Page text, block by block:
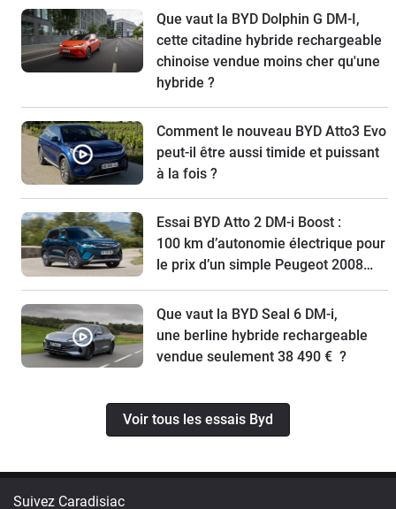
Que vaut la BYD Dolphin G DM-I,
cette citadine hybride rechargeable
chinoise vendue moins cher qu'une
hybride ?
Comment le nouveau BYD Atto3 Evo
peut-il être aussi timide et puissant
à la fois ?
Essai BYD Atto 2 DM-i Boost :
100 km d’autonomie électrique pour
le prix d’un simple Peugeot 2008…
Que vaut la BYD Seal 6 DM-i,
une berline hybride rechargeable
vendue seulement 38 490 € ?
Voir tous les essais Byd
Suivez Caradisiac